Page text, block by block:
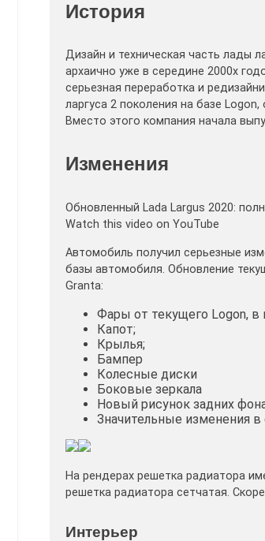
История
Дизайн и техническая часть лады
архаично уже в середине 2000х
серьезная переработка и
ларгуса 2 поколения на базе
Вместо этого компания начала
Изменения
Обновленный Lada Largus 2020:
Watch this video on YouTube
Автомобиль получил серьезные
базы автомобиля. Обновление
Granta:
Фары от текущего Logon, в
Капот;
Крылья;
Бампер
Колесные диски
Боковые зеркала
Новый рисунок задних
Значительные изменения в
На рендерах решетка радиатора
решетка радиатора сетчатая.
Интерьер